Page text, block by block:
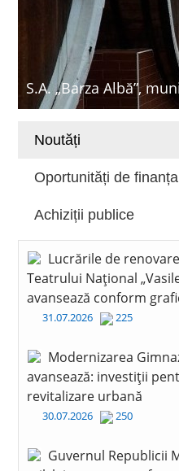
S.A. „Barza Albă”,
Noutăți
Oportunități de
Achiziții publice
Lucrările de
Teatrului Național
avansează conform
31.07.2026 225
Modernizarea
avansează: investiții
revitalizare urbană
30.07.2026 250
Guvernul Republicii